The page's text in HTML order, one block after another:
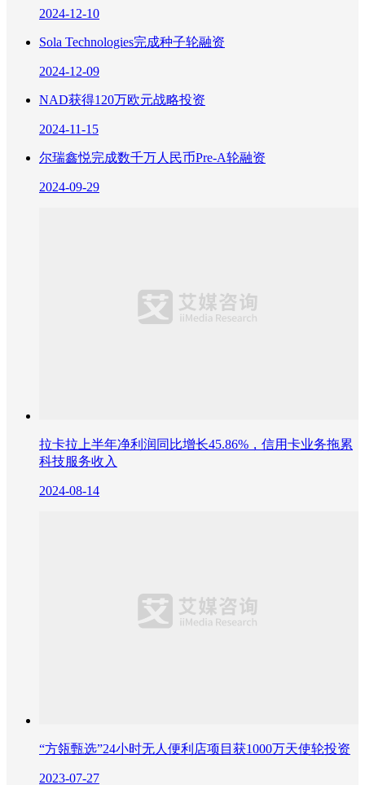
2024-12-10
Sola Technologies完成种子轮融资
2024-12-09
NAD获得120万欧元战略投资
2024-11-15
尔瑞鑫悦完成数千万人民币Pre-A轮融资
2024-09-29
拉卡拉上半年净利润同比增长45.86%，信用卡业务拖累
科技服务收入
2024-08-14
“方瓴甄选”24小时无人便利店项目获1000万天使轮投资
2023-07-27